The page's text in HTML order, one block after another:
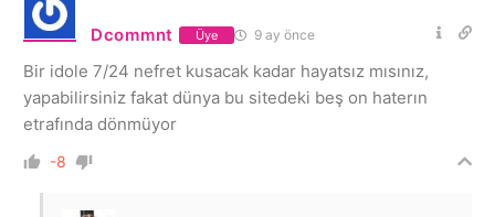
Dcommnt Üye 9 ay önce
Bir idole 7/24 nefret kusacak kadar hayatsız mısınız,
yapabilirsiniz fakat dünya bu sitedeki beş on haterın
etrafında dönmüyor
-8